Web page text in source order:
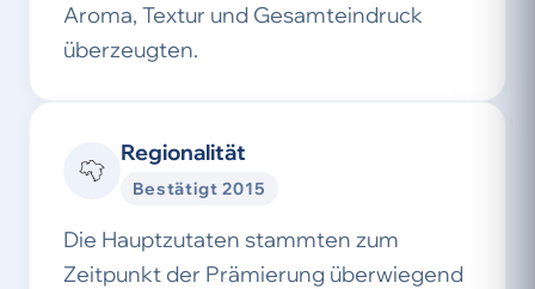
Aroma, Textur und Gesamteindruck
überzeugten.
Regionalität
Bestätigt 2015
Die Hauptzutaten stammten zum
Zeitpunkt der Prämierung überwiegend